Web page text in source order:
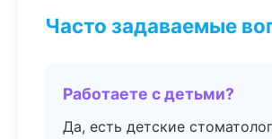
Часто задаваемые
Работаете с детьми?
Да, есть детские